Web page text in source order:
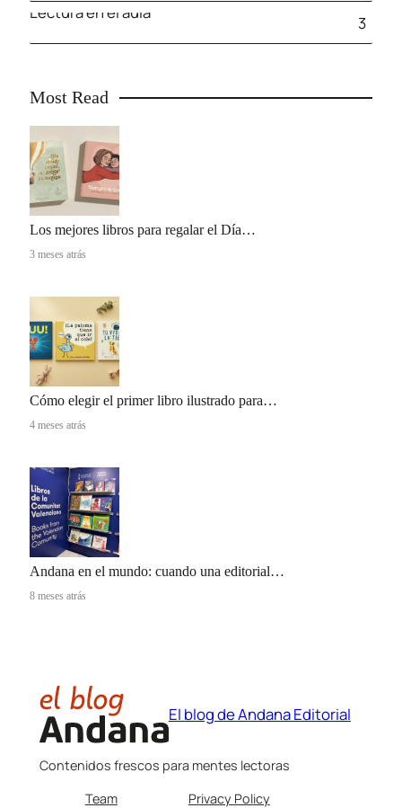
Lectura en el aula
3
Most Read
Los mejores libros para regalar el Día…
3 meses atrás
Cómo elegir el primer libro ilustrado para…
4 meses atrás
Andana en el mundo: cuando una editorial…
8 meses atrás
El blog de Andana Editorial
Contenidos frescos para mentes lectoras
Team Privacy Policy